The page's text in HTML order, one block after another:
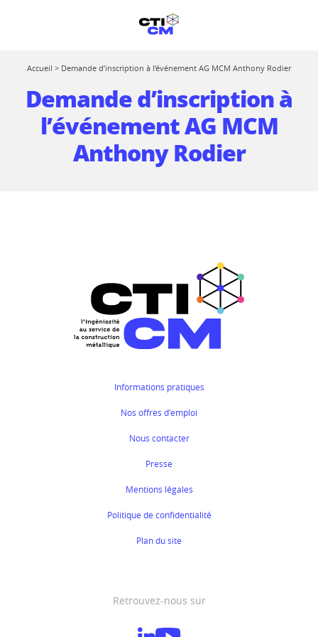
Accueil > Demande d’inscription à l’événement AG MCM Anthony Rodier
Demande d’inscription à
l’événement AG MCM
Anthony Rodier
Informations pratiques
Nos offres d'emploi
Nous contacter
Presse
Mentions légales
Politique de confidentialité
Plan du site
Retrouvez-nous sur